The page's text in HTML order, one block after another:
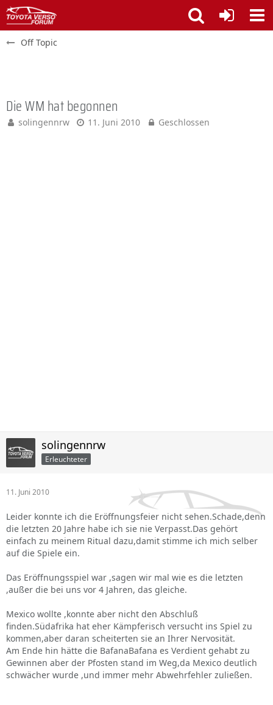
Off Topic
Die WM hat begonnen
solingennrw 11. Juni 2010 Geschlossen
solingennrw
Erleuchteter
11. Juni 2010
Leider konnte ich die Eröffnungsfeier nicht sehen.Schade,denn
die letzten 20 Jahre habe ich sie nie Verpasst.Das gehört
einfach zu meinem Ritual dazu,damit stimme ich mich selber
auf die Spiele ein.
Das Eröffnungsspiel war ,sagen wir mal wie es die letzten
,außer die bei uns vor 4 Jahren, das gleiche.
Mexico wollte ,konnte aber nicht den Abschluß
finden.Südafrika hat eher Kämpferisch versucht ins Spiel zu
kommen,aber daran scheiterten sie an Ihrer Nervosität.
Am Ende hin hätte die BafanaBafana es Verdient gehabt zu
Gewinnen aber der Pfosten stand im Weg,da Mexico deutlich
schwächer wurde ,und immer mehr Abwehrfehler zuließen.